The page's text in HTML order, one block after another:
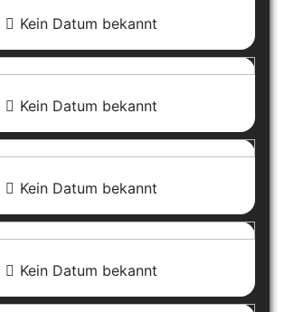
Kein Datum bekannt
Kein Datum bekannt
Kein Datum bekannt
Kein Datum bekannt